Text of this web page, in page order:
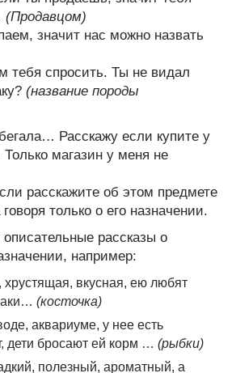
(Продавцом)
значит нас можно назвать
тебя спросить. Ты не видал
(название породы
Расскажу если купите у
магазин у меня не
расскажите об этом предмете
только о его назначении.
рассказы о
например:
вкусная, ею любят
(косточка)
аквариуме, у нее есть
дети бросают ей корм … (рыбки)
полезный, ароматный, а